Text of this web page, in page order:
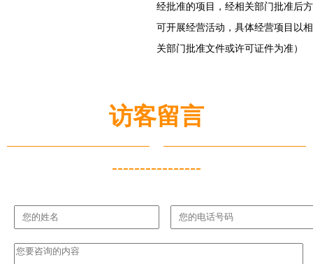
经批准的项目，经相关部门批准后方
可开展经营活动，具体经营项目以相
关部门批准文件或许可证件为准）
访客留言
----------------